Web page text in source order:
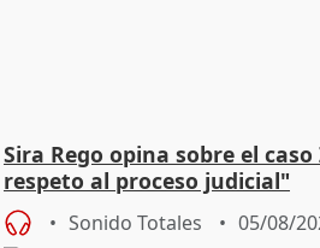
Sira Rego opina sobre el
respeto al proceso judicial"
Sonido Totales 05/08/